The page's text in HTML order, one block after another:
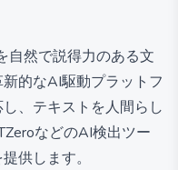
自然で説得力のある文
的なAI駆動プラットフ
、テキストを人間らし
などのAI検出ツー
供します。